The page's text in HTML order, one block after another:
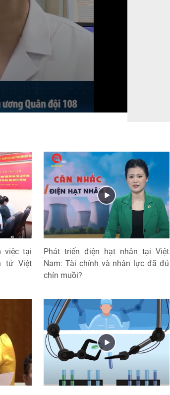
việc tại
tử Việt
Phát triển điện hạt nhân tại Việt
Nam: Tài chính và nhân lực đã đủ
chín muồi?